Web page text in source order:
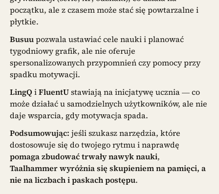
początku, ale z czasem może stać się powtarzalne i
płytkie.
Busuupozwala ustawiać cele nauki i planować
tygodniowy grafik, ale nie oferuje
spersonalizowanych przypomnień czy pomocy przy
spadku motywacji.
LingQiFluentUstawiają na inicjatywę ucznia — co
może działać u samodzielnych użytkowników, ale nie
daje wsparcia, gdy motywacja spada.
Podsumowując: jeśli szukasz narzędzia, które
dostosowuje się do twojego rytmu i naprawdę
pomaga zbudować trwały nawyk nauki,
Taalhammer wyróżnia się skupieniem na pamięci, a
nie na liczbach i paskach postępu.